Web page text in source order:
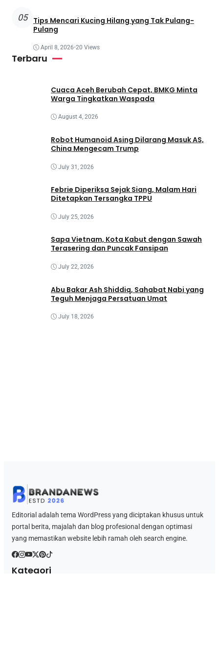
05
Tips Mencari Kucing Hilang yang Tak Pulang-
Pulang
April 8, 2026•20 Views
Terbaru
Cuaca Aceh Berubah Cepat, BMKG Minta
Warga Tingkatkan Waspada
August 4, 2026
Robot Humanoid Asing Dilarang Masuk AS,
China Mengecam Trump
July 31, 2026
Febrie Diperiksa Sejak Siang, Malam Hari
Ditetapkan Tersangka TPPU
July 25, 2026
Sapa Vietnam, Kota Kabut dengan Sawah
Terasering dan Puncak Fansipan
July 22, 2026
Abu Bakar Ash Shiddiq, Sahabat Nabi yang
Teguh Menjaga Persatuan Umat
July 18, 2026
Editorial adalah tema WordPress yang diciptakan khusus untuk
portal berita, majalah dan blog profesional dengan optimasi
yang memastikan website lebih ramah oleh search engine.
Kategori